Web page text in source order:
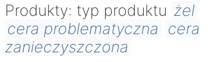
Produkty: typ produktu żel
cera problematyczna cera
zanieczyszczona